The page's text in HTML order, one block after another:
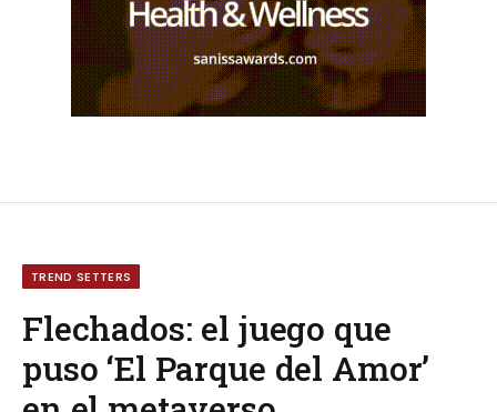
TREND SETTERS
Flechados: el juego que
puso ‘El Parque del Amor’